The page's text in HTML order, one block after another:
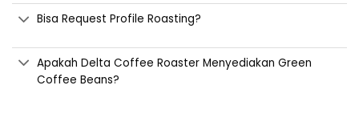
Bisa Request Profile Roasting?
Apakah Delta Coffee Roaster Menyediakan Green
Coffee Beans?